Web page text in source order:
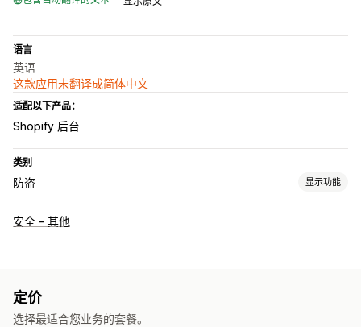
语言
英语
这款应用未翻译成简体中文
适配以下产品：
Shopify 后台
类别
防盗 显示功能
受保护资产
网页抓取
安全 - 其他
定价
选择最适合您业务的套餐。